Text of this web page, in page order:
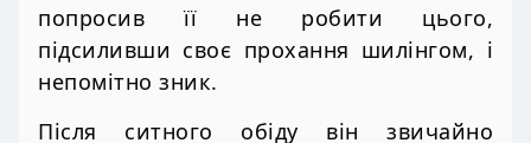
попросив її не робити цього,
підсиливши своє прохання шилінгом, і
непомітно зник.
Після ситного обіду він звичайно